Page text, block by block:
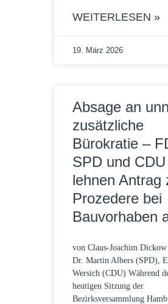
WEITERLESEN »
19. März 2026
Absage an
zusätzliche
Bürokratie –
SPD und CDU
lehnen Antrag
Prozedere bei
Bauvorhaben
von Claus-Joachim Dickow
Dr. Martin Albers (SPD),
Wersich (CDU) Während
heutigen Sitzung der
Bezirksversammlung